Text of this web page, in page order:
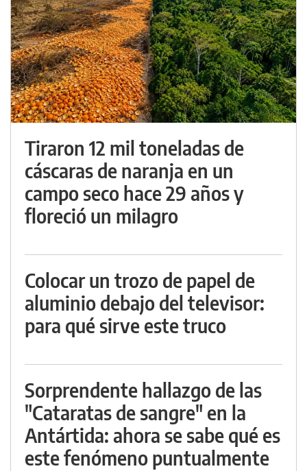
Tiraron 12 mil toneladas de
cáscaras de naranja en un
campo seco hace 29 años y
floreció un milagro
Colocar un trozo de papel de
aluminio debajo del televisor:
para qué sirve este truco
Sorprendente hallazgo de las
"Cataratas de sangre" en la
Antártida: ahora se sabe qué es
este fenómeno puntualmente